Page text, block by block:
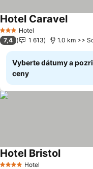
3 Počet hviezdičiek
Hotel
Hotel Caravel
7,4 1 613 1.0 km >>
Vyberte dátumy a
ceny
Hotel
Hotel Bristol